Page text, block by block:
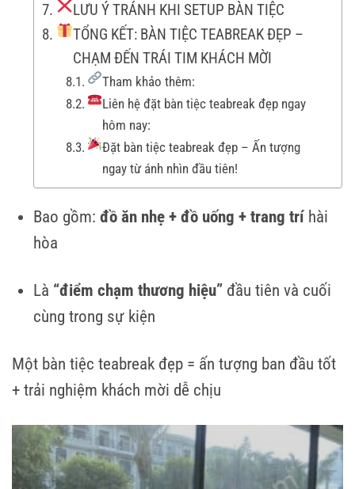
LƯU Ý TRÁNH KHI SETUP BÀN TIỆC
TỔNG KẾT: BÀN TIỆC TEABREAK ĐẸP –
CHẠM ĐẾN TRÁI TIM KHÁCH MỜI
Tham khảo thêm:
Liên hệ đặt bàn tiệc teabreak đẹp ngay
hôm nay:
Đặt bàn tiệc teabreak đẹp – Ấn tượng
ngay từ ánh nhìn đầu tiên!
Bao gồm:đồ ăn nhẹ + đồ uống + trang tríhài
hòa
Là “điểm chạm thương hiệu” đầu tiên và cuối
cùng trong sự kiện
Một bàn tiệc teabreak đẹp = ấn tượng ban đầu tốt
+ trải nghiệm khách mời dễ chịu